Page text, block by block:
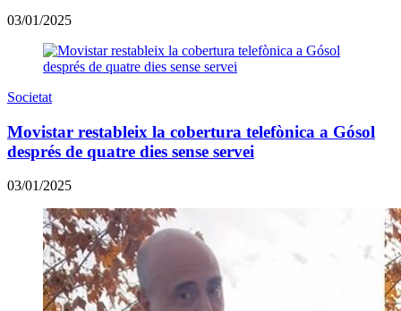
03/01/2025
Societat
Movistar restableix la cobertura telefònica a Gósol
després de quatre dies sense servei
03/01/2025